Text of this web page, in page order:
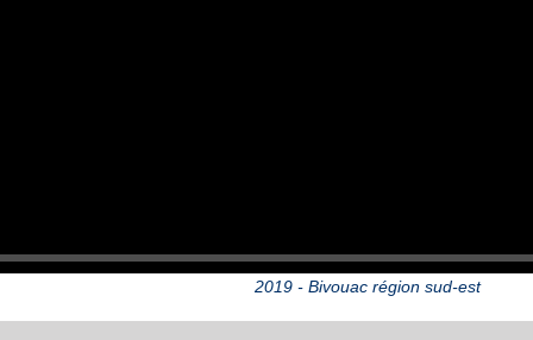
2019 - Bivouac région sud-est